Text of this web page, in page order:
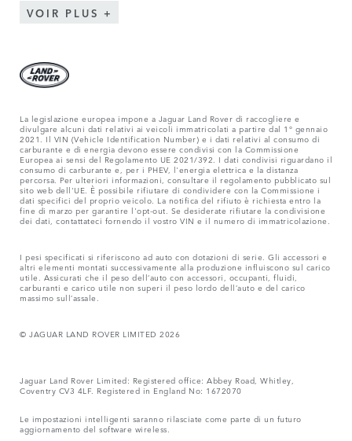
VOIR PLUS
La legislazione europea impone a Jaguar Land Rover di raccogliere e
divulgare alcuni dati relativi ai veicoli immatricolati a partire dal 1° gennaio
2021. Il VIN (Vehicle Identification Number) e i dati relativi al consumo di
carburante e di energia devono essere condivisi con la Commissione
Europea ai sensi del Regolamento UE 2021/392. I dati condivisi riguardano il
consumo di carburante e, per i PHEV, l'energia elettrica e la distanza
percorsa. Per ulteriori informazioni, consultare il regolamento pubblicato sul
sito web dell'UE. È possibile rifiutare di condividere con la Commissione i
dati specifici del proprio veicolo. La notifica del rifiuto è richiesta entro la
fine di marzo per garantire l'opt-out. Se desiderate rifiutare la condivisione
dei dati, contattateci fornendo il vostro VIN e il numero di immatricolazione.
I pesi specificati si riferiscono ad auto con dotazioni di serie. Gli accessori e
altri elementi montati successivamente alla produzione influiscono sul carico
utile. Assicurati che il peso dell‘auto con accessori, occupanti, fluidi,
carburanti e carico utile non superi il peso lordo dell‘auto e del carico
massimo sull‘assale.
© JAGUAR LAND ROVER LIMITED 2026
Jaguar Land Rover Limited: Registered office: Abbey Road, Whitley,
Coventry CV3 4LF. Registered in England No: 1672070
Le impostazioni intelligenti saranno rilasciate come parte di un futuro
aggiornamento del software wireless.